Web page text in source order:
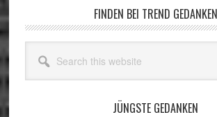
Sidebar
FINDEN BEI TREND GEDANKEN
this
website
JÜNGSTE GEDANKEN